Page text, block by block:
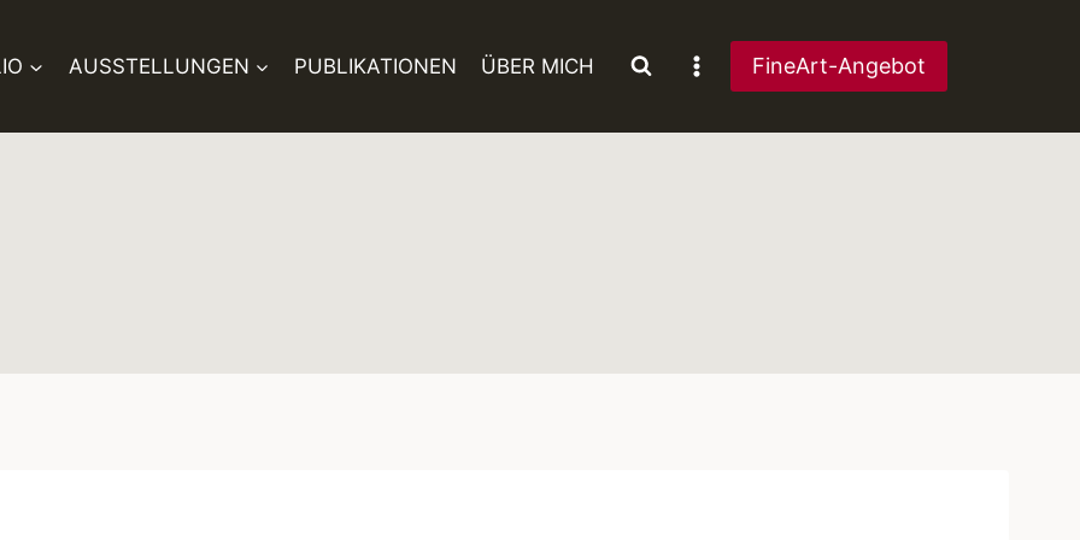
AUSSTELLUNGEN PUBLIKATIONEN ÜBER MICH FineArt-Angebot